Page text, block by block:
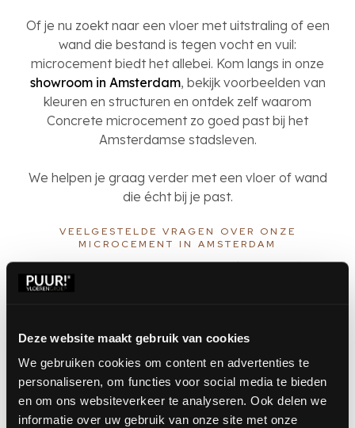
Deze website maakt gebruik van cookies
We gebruiken cookies om content en advertenties te
personaliseren, om functies voor social media te bieden
en om ons websiteverkeer te analyseren. Ook delen we
informatie over uw gebruik van onze site met onze
Of je nu zoekt naar een vloer met uitstraling of een
wand die bestand is tegen vocht en vuil:
microcement biedt het allebei. Kom langs in onze
showroom in Amsterdam, bekijk voorbeelden van
kleuren en structuren en ontdek zelf waarom
Concrete microcement zo goed past bij het
Amsterdamse stadsleven.
We helpen je graag verder met een vloer of wand
die écht bij je past.
VEELGESTELDE VRAGEN OVER ONZE
MICROCEMENT IN AMSTERDAM
Vraag en antwoord
Is microcement geschikt voor oude woningen in
Amsterdam?
Ja, microcement kan op veel ondergronden worden